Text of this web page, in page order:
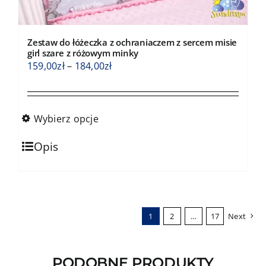
Zestaw do łóżeczka z ochraniaczem z sercem misie
girl szare z różowym minky
159,00zł– 184,00złZakres
od
Wybierz opcje
Ten
produkt
Opis
1 2 … 17 Next